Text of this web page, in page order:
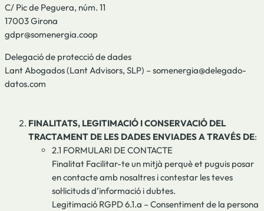
C/ Pic de Peguera, núm. 11
17003 Girona
gdpr@somenergia.coop
Delegació de protecció de dades
Lant Abogados (Lant Advisors, SLP) – somenergia@delegado-
datos.com
FINALITATS, LEGITIMACIÓ I CONSERVACIÓ DEL
TRACTAMENT DE LES DADES ENVIADES A TRAVÉS DE:
2.1 FORMULARI DE CONTACTE
Finalitat Facilitar-te un mitjà perquè et puguis posar
en contacte amb nosaltres i contestar les teves
sol·licituds d’informació i dubtes.
Legitimació RGPD 6.1.a – Consentiment de la persona